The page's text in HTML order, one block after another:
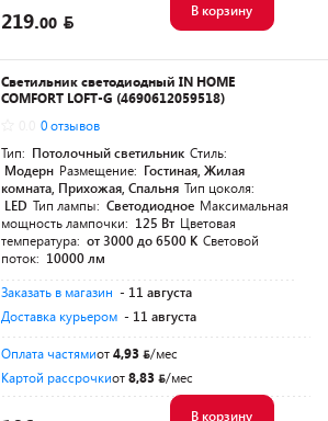
219.00
В корзину
Светильник светодиодный IN HOME
COMFORT LOFT-G (4690612059518)
0 отзывов
Тип: Потолочный светильник Стиль:
Модерн Размещение: Гостиная, Жилая
комната, Прихожая, Спальня Тип цоколя:
LED Тип лампы: Светодиодное Максимальная
мощность лампочки: 125 Вт Цветовая
температура: от 3000 до 6500 K Световой
поток: 10000 лм
Заказать в магазин - 11 августа
Доставка курьером - 11 августа
Оплата частямиот4,93
/мес
Картой рассрочкиот8,83 /мес
В корзину